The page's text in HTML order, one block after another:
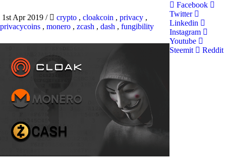
1st Apr 2019 / crypto , cloakcoin , privacy ,
privacycoins , monero , zcash , dash , fungibility
Facebook
Twitter
Linkedin
Instagram
Youtube
Steemit
Reddit